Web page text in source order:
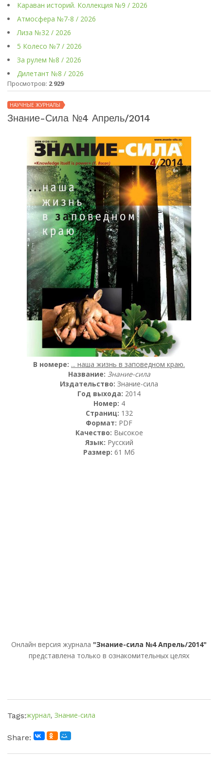
Караван историй. Коллекция №9 / 2026
Атмосфера №7-8 / 2026
Лиза №32 / 2026
5 Колесо №7 / 2026
За рулем №8 / 2026
Дилетант №8 / 2026
Просмотров: 2 929
НАУЧНЫЕ ЖУРНАЛЫ
Знание-Сила №4 Апрель/2014
В номере: ... наша жизнь в заповедном краю.
Название: Знание-сила
Издательство: Знание-сила
Год выхода: 2014
Номер: 4
Страниц: 132
Формат: PDF
Качество: Высокое
Язык: Русский
Размер: 61 Мб
Онлайн версия журнала "Знание-сила №4 Апрель/2014"
представлена только в ознакомительных целях
Tags:журнал, Знание-сила
Share: